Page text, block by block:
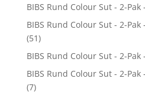
BIBS Rund Colour Sut - 2-Pak
BIBS Rund Colour Sut - 2-
(51)
BIBS Rund Colour Sut - 2-Pak
BIBS Rund Colour Sut - 2-
(7)